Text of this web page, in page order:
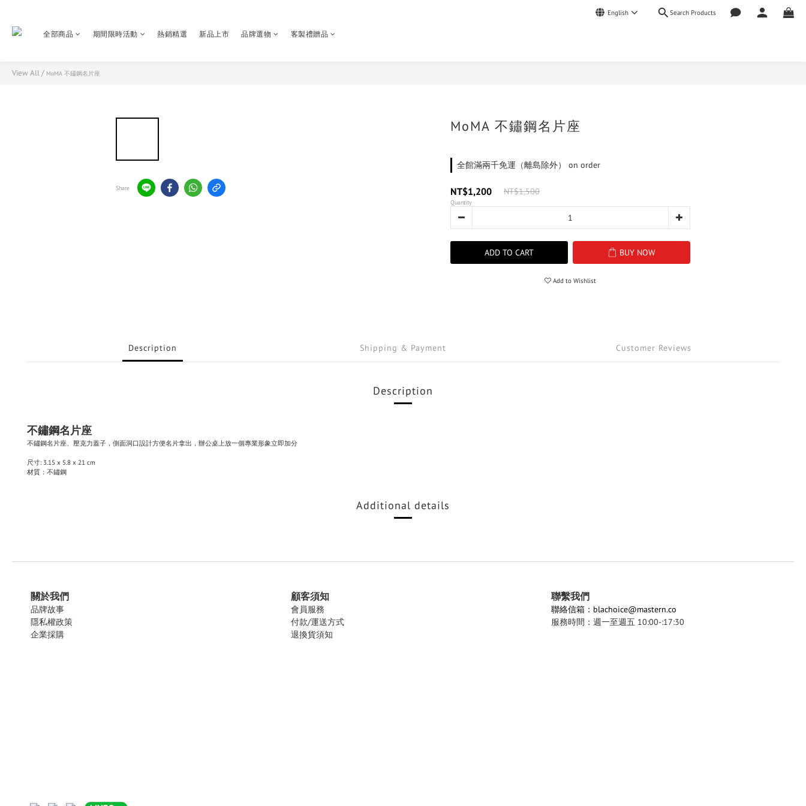
English Search Products
全部商品 期間限時活動 熱銷精選 新品上市 品牌選物 客製禮贈品
View All/ MoMA 不鏽鋼名片座
Share
MoMA 不鏽鋼名片座
全館滿兩千免運（離島除外） on order
NT$1,200 NT$1,500
Quantity
ADD TO CART BUY NOW
Add to Wishlist
Description Shipping & Payment Customer Reviews
Description
不鏽鋼名片座
不鏽鋼名片座、壓克力蓋子，側面洞口設計方便名片拿出，辦公桌上放一個專業形象立即加分
尺寸: 3.15 x 5.8 x 21 cm
材質： 不鏽鋼
Additional details
關於我們
品牌故事
隱私權政策
企業採購
顧客須知
會員服務
付款/運送方式
退換貨須知
聯繫我們
聯絡信箱：blachoice@mastern.co
服務時間：週一至週五 10:00-:17:30